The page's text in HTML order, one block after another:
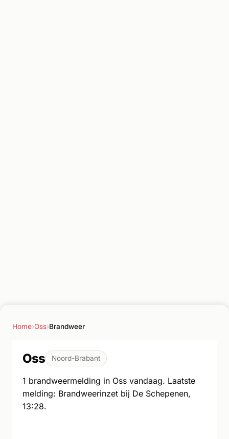
Home›Oss›Brandweer
Oss Noord-Brabant
1 brandweermelding in Oss vandaag. Laatste
melding: Brandweerinzet bij De Schepenen,
13:28.